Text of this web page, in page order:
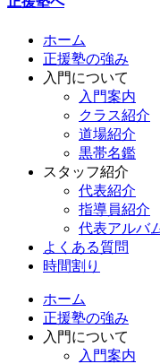
ホーム
正援塾の強み
入門について
入門案内
クラス紹介
道場紹介
黒帯名鑑
スタッフ紹介
代表紹介
指導員紹介
代表アルバ
よくある質問
時間割り
ホーム
正援塾の強み
入門について
入門案内